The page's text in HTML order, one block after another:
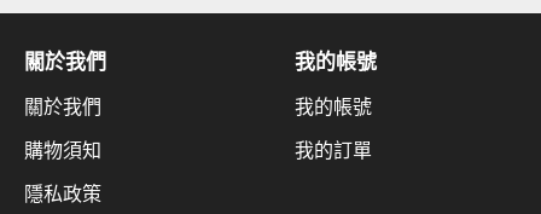
關於我們
關於我們
購物須知
隱私政策
我的帳號
我的帳號
我的訂單